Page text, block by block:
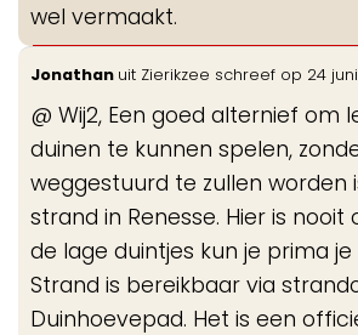
wel vermaakt.
Jonathan uit Zierikzee schreef op 24
@ Wij2, Een goed alternief om
duinen te kunnen spelen,
weggestuurd te zullen worden
strand in Renesse. Hier is nooit
de lage duintjes kun je prima je
Strand is bereikbaar via
Duinhoevepad. Het is een